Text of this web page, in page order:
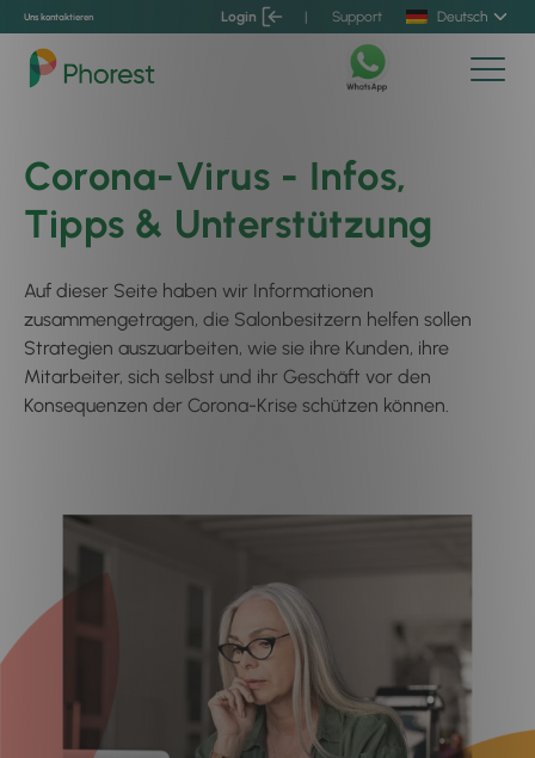
Uns kontaktieren Login | Support Deutsch
Corona-Virus - Infos,
Tipps & Unterstützung
Auf dieser Seite haben wir Informationen
zusammengetragen, die Salonbesitzern helfen sollen
Strategien auszuarbeiten, wie sie ihre Kunden, ihre
Mitarbeiter, sich selbst und ihr Geschäft vor den
Konsequenzen der Corona-Krise schützen können.